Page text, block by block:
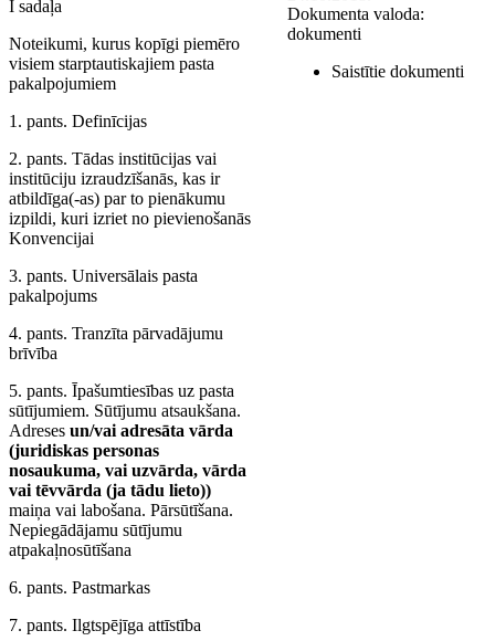
I sadaļa
Noteikumi, kurus kopīgi piemēro
visiem starptautiskajiem pasta
pakalpojumiem
1. pants. Definīcijas
2. pants. Tādas institūcijas vai
institūciju izraudzīšanās, kas ir
atbildīga(-as) par to pienākumu
izpildi, kuri izriet no pievienošanās
Konvencijai
3. pants. Universālais pasta
pakalpojums
4. pants. Tranzīta pārvadājumu
brīvība
5. pants. Īpašumtiesības uz pasta
sūtījumiem. Sūtījumu atsaukšana.
Adreses un/vai adresāta vārda
(juridiskas personas
nosaukuma, vai uzvārda, vārda
vai tēvvārda (ja tādu lieto))
maiņa vai labošana. Pārsūtīšana.
Nepiegādājamu sūtījumu
atpakaļnosūtīšana
6. pants. Pastmarkas
7. pants. Ilgtspējīga attīstība
Dokumenta valoda:
dokumenti
Saistītie dokumenti